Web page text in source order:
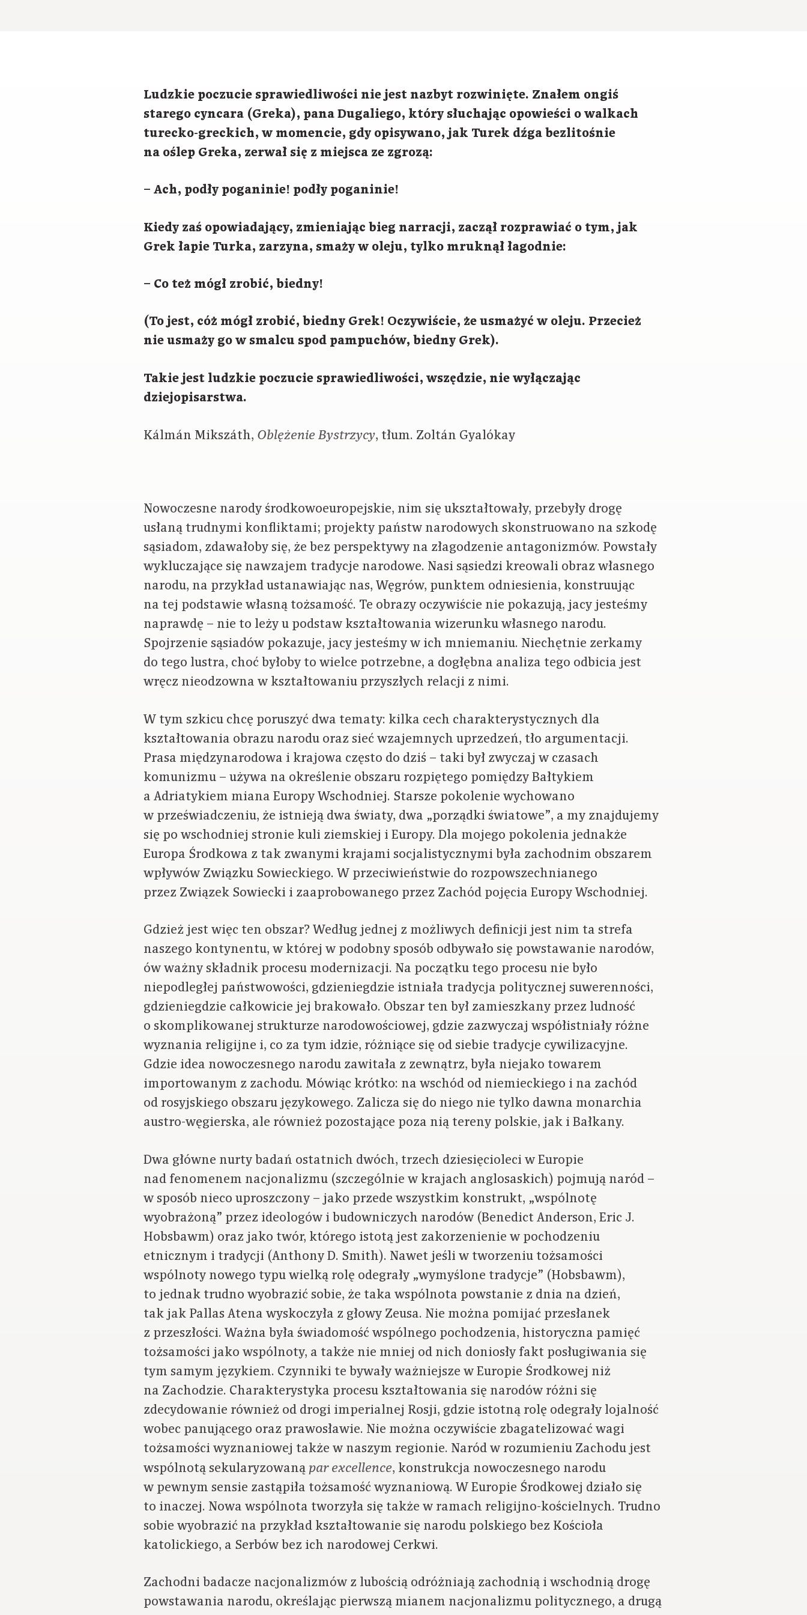
Ludzkie poczucie sprawiedliwości nie jest nazbyt rozwinięte. Znałem ongiś
starego cyncara (Greka), pana Dugaliego, który słuchając opowieści o walkach
turecko-greckich, w momencie, gdy opisywano, jak Turek dźga bezlitośnie
na oślep Greka, zerwał się z miejsca ze zgrozą:
– Ach, podły poganinie! podły poganinie!
Kiedy zaś opowiadający, zmieniając bieg narracji, zaczął rozprawiać o tym, jak
Grek łapie Turka, zarzyna, smaży w oleju, tylko mruknął łagodnie:
– Co też mógł zrobić, biedny!
(To jest, cóż mógł zrobić, biedny Grek! Oczywiście, że usmażyć w oleju. Przecież
nie usmaży go w smalcu spod pampuchów, biedny Grek).
Takie jest ludzkie poczucie sprawiedliwości, wszędzie, nie wyłączając
dziejopisarstwa.
Kálmán Mikszáth, Oblężenie Bystrzycy, tłum. Zoltán Gyalókay
Nowoczesne narody środkowoeuropejskie, nim się ukształtowały, przebyły drogę
usłaną trudnymi konfliktami; projekty państw narodowych skonstruowano na szkodę
sąsiadom, zdawałoby się, że bez perspektywy na złagodzenie antagonizmów. Powstały
wykluczające się nawzajem tradycje narodowe. Nasi sąsiedzi kreowali obraz własnego
narodu, na przykład ustanawiając nas, Węgrów, punktem odniesienia, konstruując
na tej podstawie własną tożsamość. Te obrazy oczywiście nie pokazują, jacy jesteśmy
naprawdę – nie to leży u podstaw kształtowania wizerunku własnego narodu.
Spojrzenie sąsiadów pokazuje, jacy jesteśmy w ich mniemaniu. Niechętnie zerkamy
do tego lustra, choć byłoby to wielce potrzebne, a dogłębna analiza tego odbicia jest
wręcz nieodzowna w kształtowaniu przyszłych relacji z nimi.
W tym szkicu chcę poruszyć dwa tematy: kilka cech charakterystycznych dla
kształtowania obrazu narodu oraz sieć wzajemnych uprzedzeń, tło argumentacji.
Prasa międzynarodowa i krajowa często do dziś – taki był zwyczaj w czasach
komunizmu – używa na określenie obszaru rozpiętego pomiędzy Bałtykiem
a Adriatykiem miana Europy Wschodniej. Starsze pokolenie wychowano
w przeświadczeniu, że istnieją dwa światy, dwa „porządki światowe”, a my znajdujemy
się po wschodniej stronie kuli ziemskiej i Europy. Dla mojego pokolenia jednakże
Europa Środkowa z tak zwanymi krajami socjalistycznymi była zachodnim obszarem
wpływów Związku Sowieckiego. W przeciwieństwie do rozpowszechnianego
przez Związek Sowiecki i zaaprobowanego przez Zachód pojęcia Europy Wschodniej.
Gdzież jest więc ten obszar? Według jednej z możliwych definicji jest nim ta strefa
naszego kontynentu, w której w podobny sposób odbywało się powstawanie narodów,
ów ważny składnik procesu modernizacji. Na początku tego procesu nie było
niepodległej państwowości, gdzieniegdzie istniała tradycja politycznej suwerenności,
gdzieniegdzie całkowicie jej brakowało. Obszar ten był zamieszkany przez ludność
o skomplikowanej strukturze narodowościowej, gdzie zazwyczaj współistniały różne
wyznania religijne i, co za tym idzie, różniące się od siebie tradycje cywilizacyjne.
Gdzie idea nowoczesnego narodu zawitała z zewnątrz, była niejako towarem
importowanym z zachodu. Mówiąc krótko: na wschód od niemieckiego i na zachód
od rosyjskiego obszaru językowego. Zalicza się do niego nie tylko dawna monarchia
austro-węgierska, ale również pozostające poza nią tereny polskie, jak i Bałkany.
Dwa główne nurty badań ostatnich dwóch, trzech dziesięcioleci w Europie
nad fenomenem nacjonalizmu (szczególnie w krajach anglosaskich) pojmują naród –
w sposób nieco uproszczony – jako przede wszystkim konstrukt, „wspólnotę
wyobrażoną” przez ideologów i budowniczych narodów (Benedict Anderson, Eric J.
Hobsbawm) oraz jako twór, którego istotą jest zakorzenienie w pochodzeniu
etnicznym i tradycji (Anthony D. Smith). Nawet jeśli w tworzeniu tożsamości
wspólnoty nowego typu wielką rolę odegrały „wymyślone tradycje” (Hobsbawm),
to jednak trudno wyobrazić sobie, że taka wspólnota powstanie z dnia na dzień,
tak jak Pallas Atena wyskoczyła z głowy Zeusa. Nie można pomijać przesłanek
z przeszłości. Ważna była świadomość wspólnego pochodzenia, historyczna pamięć
tożsamości jako wspólnoty, a także nie mniej od nich doniosły fakt posługiwania się
tym samym językiem. Czynniki te bywały ważniejsze w Europie Środkowej niż
na Zachodzie. Charakterystyka procesu kształtowania się narodów różni się
zdecydowanie również od drogi imperialnej Rosji, gdzie istotną rolę odegrały lojalność
wobec panującego oraz prawosławie. Nie można oczywiście zbagatelizować wagi
tożsamości wyznaniowej także w naszym regionie. Naród w rozumieniu Zachodu jest
wspólnotą sekularyzowaną par excellence, konstrukcja nowoczesnego narodu
w pewnym sensie zastąpiła tożsamość wyznaniową. W Europie Środkowej działo się
to inaczej. Nowa wspólnota tworzyła się także w ramach religijno-kościelnych. Trudno
sobie wyobrazić na przykład kształtowanie się narodu polskiego bez Kościoła
katolickiego, a Serbów bez ich narodowej Cerkwi.
Zachodni badacze nacjonalizmów z lubością odróżniają zachodnią i wschodnią drogę
powstawania narodu, określając pierwszą mianem nacjonalizmu politycznego, a drugą